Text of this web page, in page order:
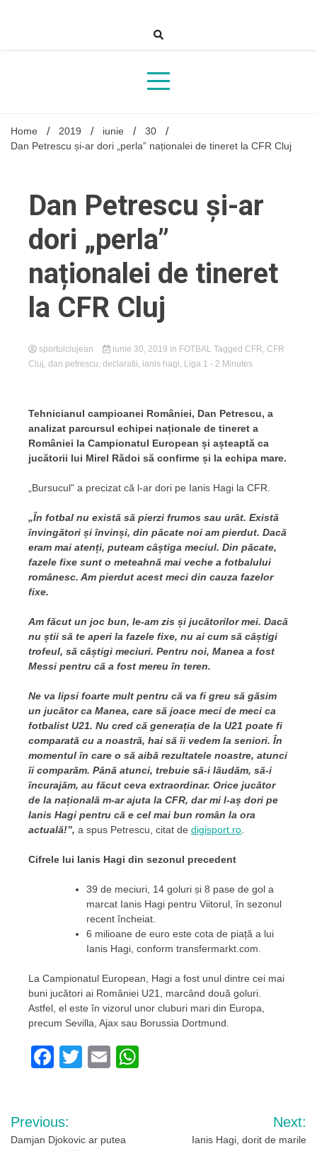
Home 2019 iunie
30
Dan Petrescu și-ar dori „perla” naționalei de tineret la CFR Cluj
Dan Petrescu și-ar
dori „perla”
naționalei de tineret
la CFR Cluj
sportulclujean iunie 30, 2019 in FOTBAL Tagged CFR, CFR
Cluj, dan petrescu, declaratii, ianis hagi, Liga 1 - 2 Minutes
Tehnicianul campioanei României, Dan Petrescu, a
analizat parcursul echipei naționale de tineret a
României la Campionatul European și așteaptă ca
jucătorii lui Mirel Rădoi să confirme și la echipa mare.
„Bursucul” a precizat că l-ar dori pe Ianis Hagi la CFR.
„În fotbal nu există să pierzi frumos sau urât. Există
învingători și învinși, din păcate noi am pierdut. Dacă
eram mai atenți, puteam câștiga meciul. Din păcate,
fazele fixe sunt o meteahnă mai veche a fotbalului
românesc. Am pierdut acest meci din cauza fazelor
fixe.
Am făcut un joc bun, le-am zis și jucătorilor mei. Dacă
nu știi să te aperi la fazele fixe, nu ai cum să câștigi
trofeul, să câștigi meciuri. Pentru noi, Manea a fost
Messi pentru că a fost mereu în teren.
Ne va lipsi foarte mult pentru că va fi greu să găsim
un jucător ca Manea, care să joace meci de meci ca
fotbalist U21. Nu cred că generația de la U21 poate fi
comparată cu a noastră, hai să îi vedem la seniori. În
momentul în care o să aibă rezultatele noastre, atunci
îi comparăm. Până atunci, trebuie să-i lăudăm, să-i
încurajăm, au făcut ceva extraordinar. Orice jucător
de la națională m-ar ajuta la CFR, dar mi l-aș dori pe
Ianis Hagi pentru că e cel mai bun român la ora
actuală!”, a spus Petrescu, citat de digisport.ro
Cifrele lui Ianis Hagi din sezonul precedent
39 de meciuri, 14 goluri și 8 pase de gol a
marcat Ianis Hagi pentru Viitorul, în sezonul
recent încheiat.
6 milioane de euro este cota de piață a lui
Ianis Hagi, conform transfermarkt.com.
La Campionatul European, Hagi a fost unul dintre cei mai
buni jucători ai României U21, marcând două goluri.
Astfel, el este în vizorul unor cluburi mari din Europa,
precum Sevilla, Ajax sau Borussia Dortmund.
Facebook
TwitterEmail
Navigare
în
Previous:
Damjan Djokovic ar putea
Next:
Ianis Hagi, dorit de marile